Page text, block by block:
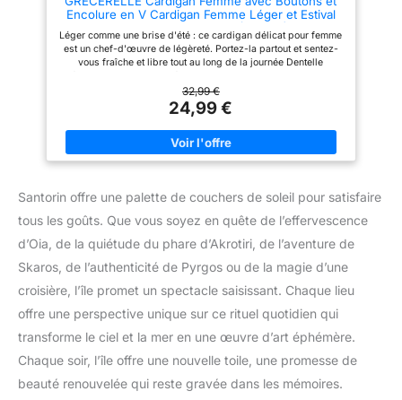
d'entretien : Température
pas blanchir. Ne pas sécher en
machine. Veuillez consulter
notre tableau des tailles avant
Encolure en V Cardigan Femme Léger et Estival
Elégant avec Dentelle (Noir, M)
Léger comme une brise d'été : ce cardigan délicat pour femme
est un chef-d'œuvre de légèreté. Portez-la partout et sentez-
vous fraîche et libre tout au long de la journée Dentelle
romantique à votre look. Chaque regard sera captivé par sa
beauté tandis que vous avancerez avec grâce dans la journée
Encolure en V respirante : l'encolure en V flatteuse donne une
touche de sophistication à votre tenue. Appréciez la légèreté
aérienne et laissez la brise caresser délicatement votre peau
Boutonnage pour une note ludique : les boutons délicats
ouverte pour une élégance décontractée Facile d'entretien et
une déclaration de mode, il est aussi pratique. Lavable en
machine pour un entretien sans effort, il est parfait pour toutes
les occasions, d'une journée au bureau à un week-end de
détente au parc
32,99 €
24,99 €
Santorin offre une palette de couchers de soleil pour satisfaire
tous les goûts. Que vous soyez en quête de l’effervescence
d’Oia, de la quiétude du phare d’Akrotiri, de l’aventure de
Skaros, de l’authenticité de Pyrgos ou de la magie d’une
croisière, l’île promet un spectacle saisissant. Chaque lieu
offre une perspective unique sur ce rituel quotidien qui
transforme le ciel et la mer en une œuvre d’art éphémère.
Chaque soir, l’île offre une nouvelle toile, une promesse de
beauté renouvelée qui reste gravée dans les mémoires.